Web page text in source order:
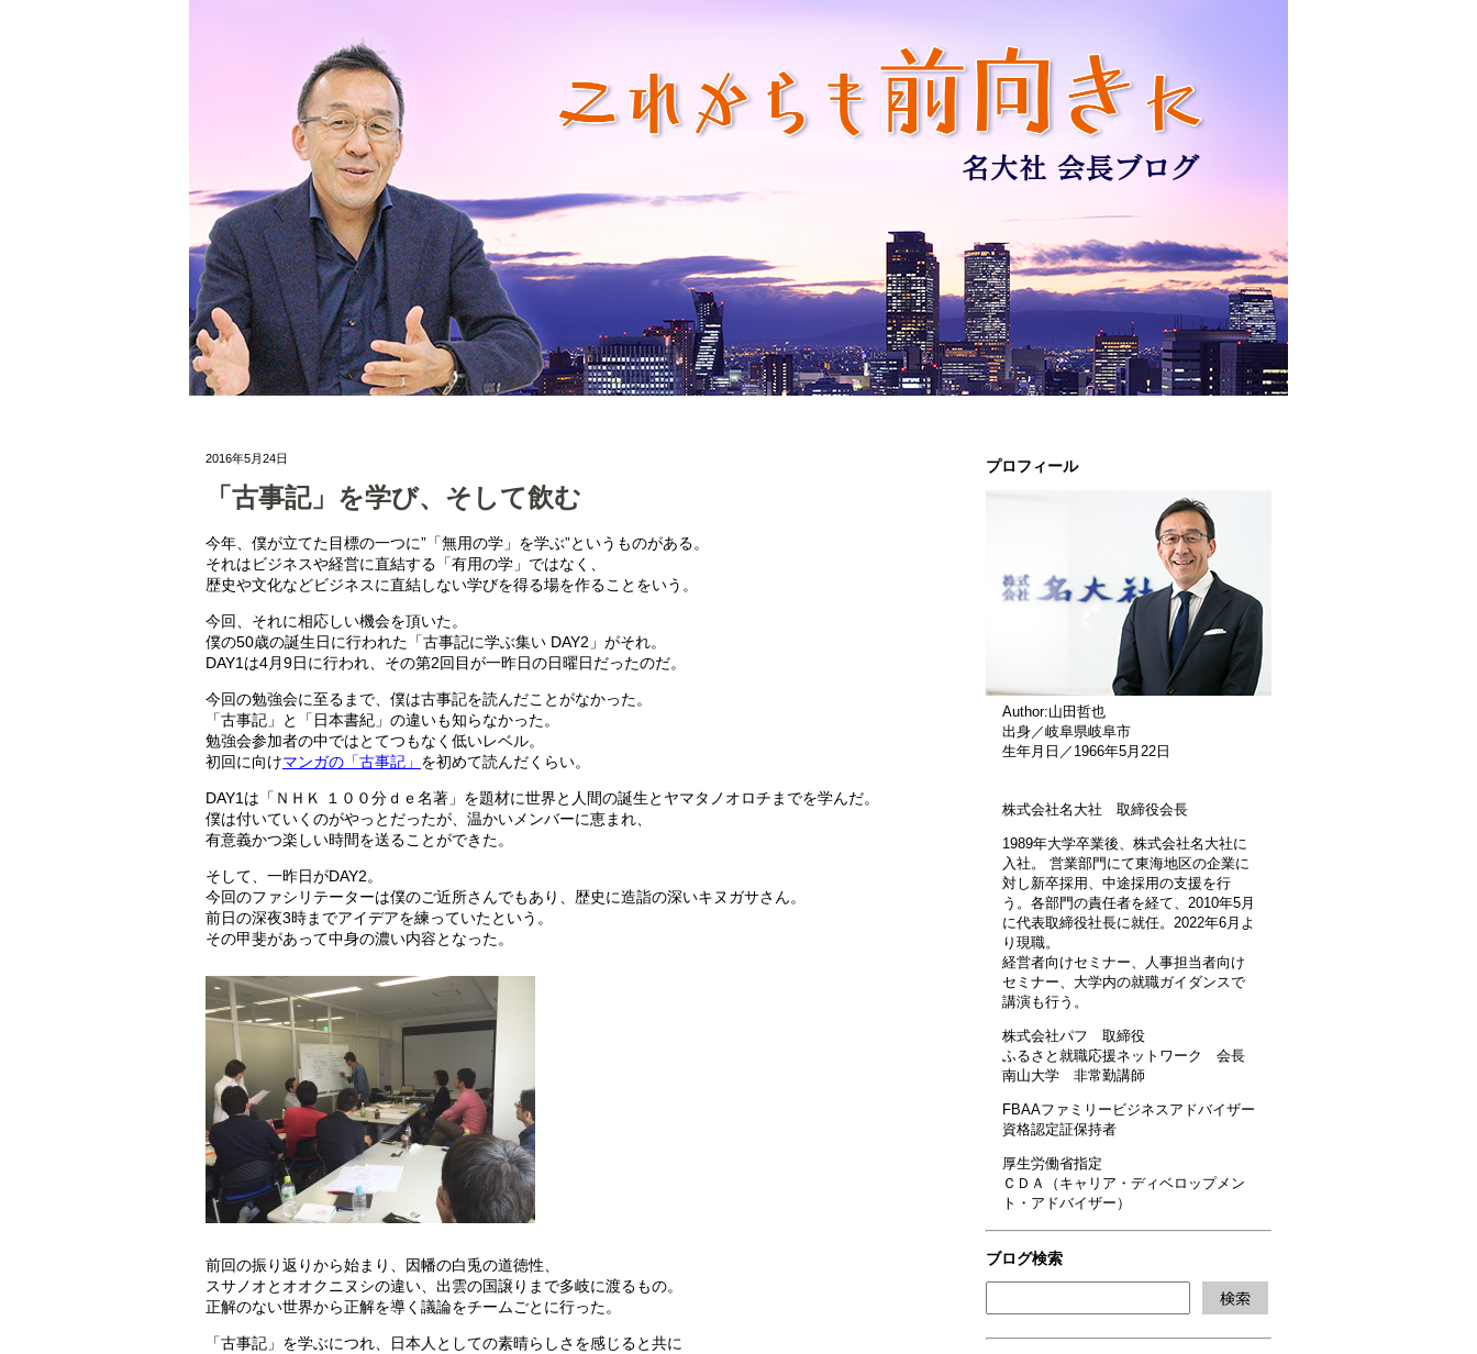
プロフィール
Author:山田哲也
出身／岐阜県岐阜市
生年月日／1966年5月22日
株式会社名大社 取締役会長
1989年大学卒業後、株式会社名大社に
入社。 営業部門にて東海地区の企業に
対し新卒採用、中途採用の支援を行
う。各部門の責任者を経て、2010年5月
に代表取締役社長に就任。2022年6月よ
り現職。
経営者向けセミナー、人事担当者向け
セミナー、大学内の就職ガイダンスで
講演も行う。
株式会社パフ 取締役
ふるさと就職応援ネットワーク 会長
南山大学 非常勤講師
FBAAファミリービジネスアドバイザー
資格認定証保持者
厚生労働省指定
ＣＤＡ（キャリア・ディベロップメン
ト・アドバイザー）
ブログ検索
2016年5月24日
「古事記」を学び、そして飲む
今年、僕が立てた目標の一つに”「無用の学」を学ぶ”というものがある。
それはビジネスや経営に直結する「有用の学」ではなく、
歴史や文化などビジネスに直結しない学びを得る場を作ることをいう。
今回、それに相応しい機会を頂いた。
僕の50歳の誕生日に行われた「古事記に学ぶ集い DAY2」がそれ。
DAY1は4月9日に行われ、その第2回目が一昨日の日曜日だったのだ。
今回の勉強会に至るまで、僕は古事記を読んだことがなかった。
「古事記」と「日本書紀」の違いも知らなかった。
勉強会参加者の中ではとてつもなく低いレベル。
初回に向けマンガの「古事記」 を初めて読んだくらい。
DAY1は「ＮＨＫ １００分ｄｅ名著」を題材に世界と人間の誕生とヤマタノオロチまでを学んだ。
僕は付いていくのがやっとだったが、温かいメンバーに恵まれ、
有意義かつ楽しい時間を送ることができた。
そして、一昨日がDAY2。
今回のファシリテーターは僕のご近所さんでもあり、歴史に造詣の深いキヌガサさん。
前日の深夜3時までアイデアを練っていたという。
その甲斐があって中身の濃い内容となった。
前回の振り返りから始まり、因幡の白兎の道徳性、
スサノオとオオクニヌシの違い、出雲の国譲りまで多岐に渡るもの。
正解のない世界から正解を導く議論をチームごとに行った。
「古事記」を学ぶにつれ、日本人としての素晴らしさを感じると共に